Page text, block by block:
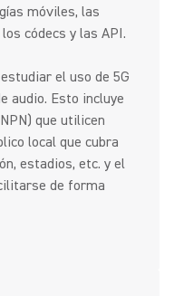
móviles, las
códecs y las API.
el uso de 5G
audio. Esto incluye
que utilicen
local que cubra
estadios, etc. y el
de forma